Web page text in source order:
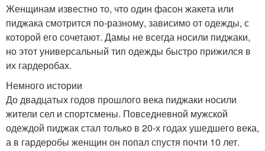
Женщинам известно то, что один фасон жакета или
пиджака смотрится по-разному, зависимо от одежды, с
которой его сочетают. Дамы не всегда носили пиджаки,
но этот универсальный тип одежды быстро прижился в
их гардеробах.
Немного истории
До двадцатых годов прошлого века пиджаки носили
жители сел и спортсмены. Повседневной мужской
одеждой пиджак стал только в 20-х годах ушедшего века,
а в гардеробы женщин он попал спустя почти 10 лет.